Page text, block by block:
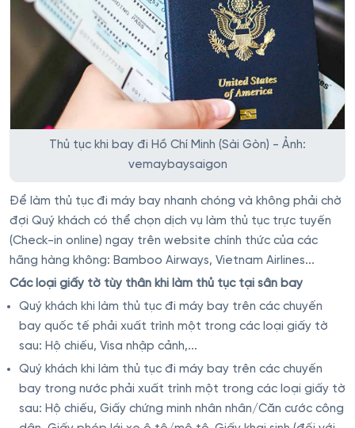
Thủ tục khi bay đi Hồ Chí Minh (Sài Gòn) - Ảnh:
vemaybaysaigon
Để làm thủ tục đi máy bay nhanh chóng và không phải chờ
đợi Quý khách có thể chọn dịch vụ làm thủ tục trực tuyến
(Check-in online) ngay trên website chính thức của các
hãng hàng không: Bamboo Airways, Vietnam Airlines...
Các loại giấy tờ tùy thân khi làm thủ tục tại sân bay
Quý khách khi làm thủ tục đi máy bay trên các chuyến
bay quốc tế phải xuất trình một trong các loại giấy tờ
sau: Hộ chiếu, Visa nhập cảnh,...
Quý khách khi làm thủ tục đi máy bay trên các chuyến
bay trong nước phải xuất trình một trong các loại giấy tờ
sau: Hộ chiếu, Giấy chứng minh nhân nhân/Căn cước công